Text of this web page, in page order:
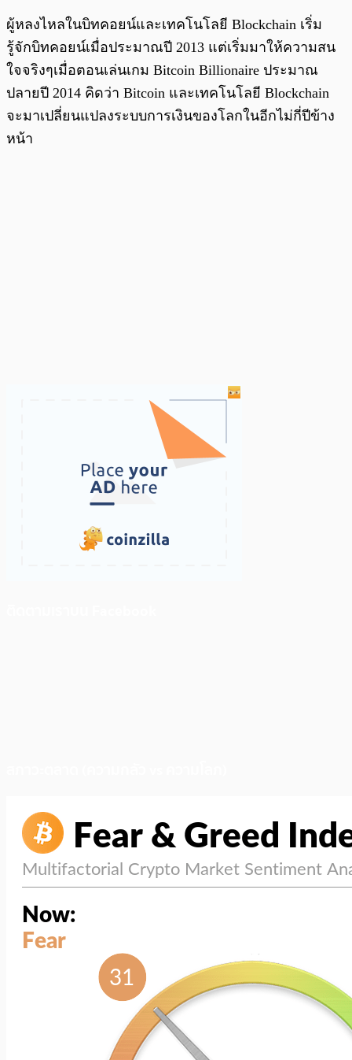
ผู้หลงไหลในบิทคอยน์และเทคโนโลยี Blockchain เริ่ม
รู้จักบิทคอยน์เมื่อประมาณปี 2013 แต่เริ่มมาให้ความสน
ใจจริงๆเมื่อตอนเล่นเกม Bitcoin Billionaire ประมาณ
ปลายปี 2014 คิดว่า Bitcoin และเทคโนโลยี Blockchain
จะมาเปลี่ยนแปลงระบบการเงินของโลกในอีกไม่กี่ปีข้าง
หน้า